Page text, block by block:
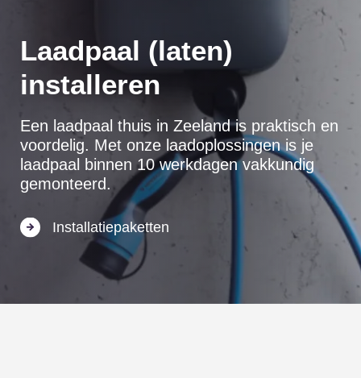
Laadpaal (laten)
installeren
Een laadpaal thuis in Zeeland is praktisch en
voordelig. Met onze laadoplossingen is je
laadpaal binnen 10 werkdagen vakkundig
gemonteerd.
Installatiepaketten